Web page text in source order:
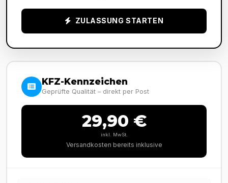
ZULASSUNG STARTEN
KFZ-Kennzeichen
Geprüfte Qualität – direkt per Post
29,90 €
inkl. MwSt.
Versandkosten bereits inklusive